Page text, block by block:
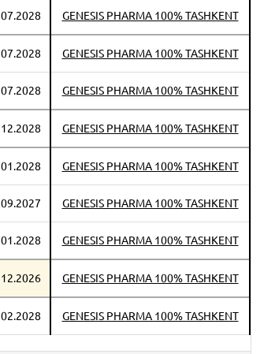
07.2028 GENESIS PHARMA 100% TASHKENT
07.2028 GENESIS PHARMA 100% TASHKENT
07.2028 GENESIS PHARMA 100% TASHKENT
12.2028 GENESIS PHARMA 100% TASHKENT
01.2028 GENESIS PHARMA 100% TASHKENT
09.2027 GENESIS PHARMA 100% TASHKENT
01.2028 GENESIS PHARMA 100% TASHKENT
12.2026 GENESIS PHARMA 100% TASHKENT
02.2028 GENESIS PHARMA 100% TASHKENT